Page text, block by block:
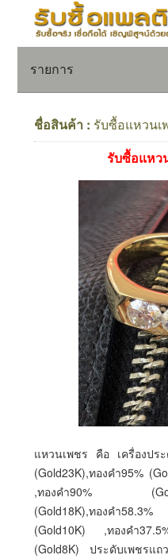
รายการ
ชื่อสินค้า : รับซื้อแหวนเ
รับซื้อแหว
แหวนเพชร คือ เครื่องปร
(Gold23K),ทองคำ95%
,ทองคำ90%
(Gold18K),ทองคำ
(Gold10K) ,ทองคำ
(Gold8K) ประดับเพชรแ